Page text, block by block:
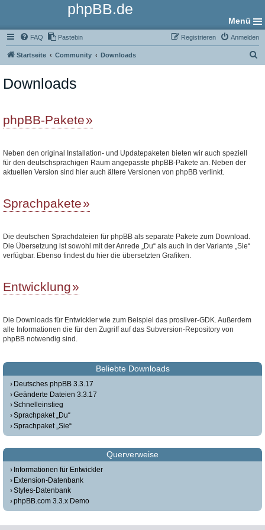
phpBB.de
Menü
FAQ Pastebin Anmelden
Registrieren
Startseite Community Downloads
Downloads
phpBB-Pakete
Neben den original Installation- und Updatepaketen bieten wir auch speziell
für den deutschsprachigen Raum angepasste phpBB-Pakete an. Neben der
aktuellen Version sind hier auch ältere Versionen von phpBB verlinkt.
Sprachpakete
Die deutschen Sprachdateien für phpBB als separate Pakete zum Download.
Die Übersetzung ist sowohl mit der Anrede „Du“ als auch in der Variante „Sie“
verfügbar. Ebenso findest du hier die übersetzten Grafiken.
Entwicklung
Die Downloads für Entwickler wie zum Beispiel das prosilver-GDK. Außerdem
alle Informationen die für den Zugriff auf das Subversion-Repository von
phpBB notwendig sind.
Beliebte Downloads
Deutsches phpBB 3.3.17
Geänderte Dateien 3.3.17
Schnelleinstieg
Sprachpaket „Du“
Sprachpaket „Sie“
Querverweise
Informationen für Entwickler
Extension-Datenbank
Styles-Datenbank
phpBB.com 3.3.x Demo